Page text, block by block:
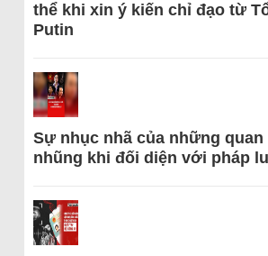
thể khi xin ý kiến chỉ đạo từ
Putin
Sự nhục nhã của những
nhũng khi đối diện với pháp